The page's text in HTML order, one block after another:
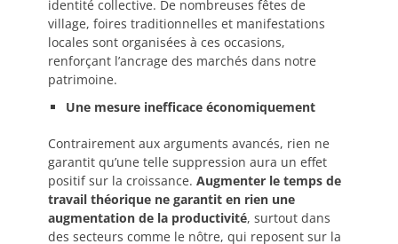
identité collective. De nombreuses fêtes de
village, foires traditionnelles et manifestations
locales sont organisées à ces occasions,
renforçant l’ancrage des marchés dans notre
patrimoine.
Une mesure inefficace économiquement
Contrairement aux arguments avancés, rien ne
garantit qu’une telle suppression aura un effet
positif sur la croissance. Augmenter le temps de
travail théorique ne garantit en rien une
augmentation de la productivité, surtout dans
des secteurs comme le nôtre, qui reposent sur la